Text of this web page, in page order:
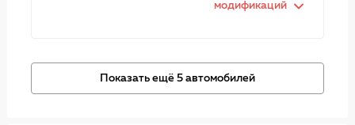
модификаций
Показать ещё 5 автомобилей